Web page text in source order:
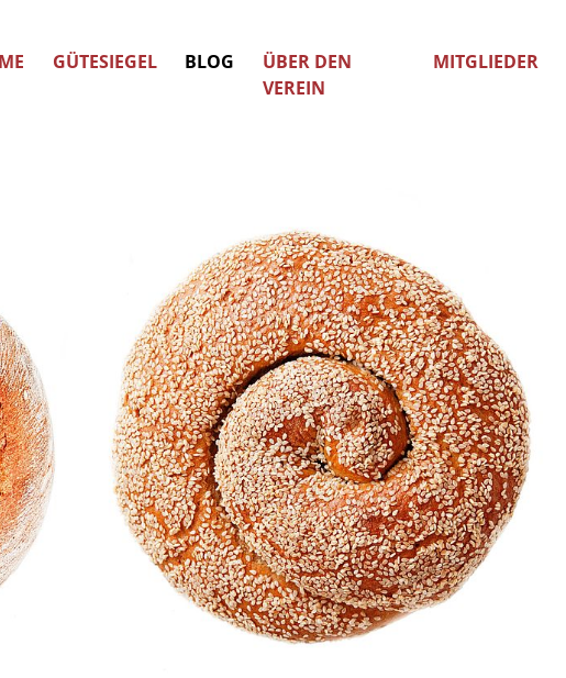
GÜTESIEGEL BLOG
ÜBER DEN
VEREIN
MITGLIEDER